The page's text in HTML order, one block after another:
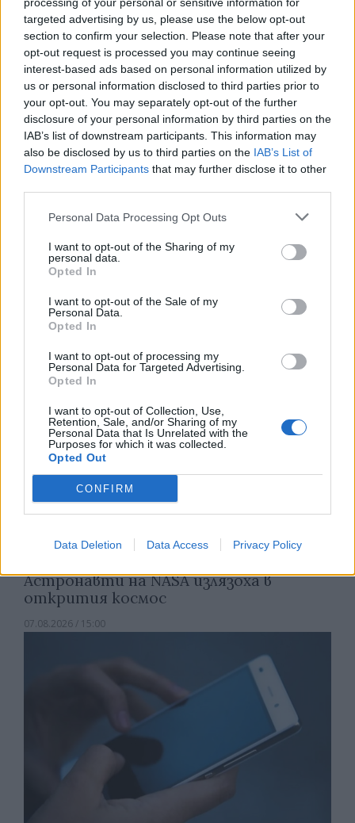
targeted advertising by us, please use the below opt-out
section to confirm your selection. Please note that after your
opt-out request is processed you may continue seeing
interest-based ads based on personal information utilized by
us or personal information disclosed to third parties prior to
your opt-out. You may separately opt-out of the further
disclosure of your personal information by third parties on the
IAB’s list of downstream participants. This information may
also be disclosed by us to third parties on the IAB’s List of
Downstream Participants that may further disclose it to other
Personal Data Processing Opt Outs
I want to opt-out of the Sharing of my
personal data.
Opted In
I want to opt-out of the Sale of my
Personal Data.
Opted In
I want to opt-out of processing my
Personal Data for Targeted Advertising.
Opted In
I want to opt-out of Collection, Use,
Retention, Sale, and/or Sharing of my
Personal Data that Is Unrelated with the
Purposes for which it was collected.
Opted Out
CONFIRM
Data Deletion Data Access Privacy Policy
Полша
07.08.2026 / 16:00
създаде нови жизнеспособни вируси
07.08.2026 / 15:30
Астронавти на NASA излязоха в
открития космос
07.08.2026 / 15:00